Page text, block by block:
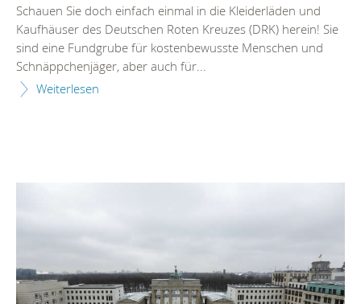
Schauen Sie doch einfach einmal in die Kleiderläden und
Kaufhäuser des Deutschen Roten Kreuzes (DRK) herein! Sie
sind eine Fundgrube für kostenbewusste Menschen und
Schnäppchenjäger, aber auch für...
Weiterlesen